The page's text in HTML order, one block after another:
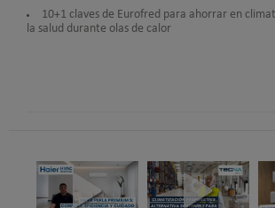
10+1 claves de Eurofred para ahorrar en
la salud durante olas de calor